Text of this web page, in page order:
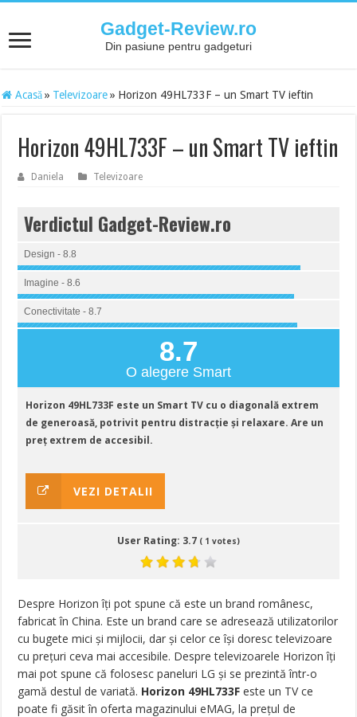
Gadget-Review.ro
Din pasiune pentru gadgeturi
Acasă » Televizoare » Horizon 49HL733F – un Smart TV ieftin
Horizon 49HL733F – un Smart TV ieftin
Daniela Televizoare
Verdictul Gadget-Review.ro
Design - 8.8
Imagine - 8.6
Conectivitate - 8.7
8.7
O alegere Smart
Horizon 49HL733F este un Smart TV cu o diagonală extrem
de generoasă, potrivit pentru distracție și relaxare. Are un
preț extrem de accesibil.
VEZI DETALII
User Rating: 3.7 ( 1 votes)
Despre Horizon îți pot spune că este un brand românesc,
fabricat în China. Este un brand care se adresează utilizatorilor
cu bugete mici și mijlocii, dar și celor ce își doresc televizoare
cu prețuri ceva mai accesibile. Despre televizoarele Horizon îți
mai pot spune că folosesc paneluri LG și se prezintă într-o
gamă destul de variată. Horizon 49HL733F este un TV ce
poate fi găsit în oferta magazinului eMAG, la prețul de